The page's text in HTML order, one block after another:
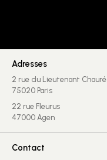
Adresses
2 rue du Lieutenant Chauré
75020 Paris
22 rue Fleurus
47000 Agen
Contact